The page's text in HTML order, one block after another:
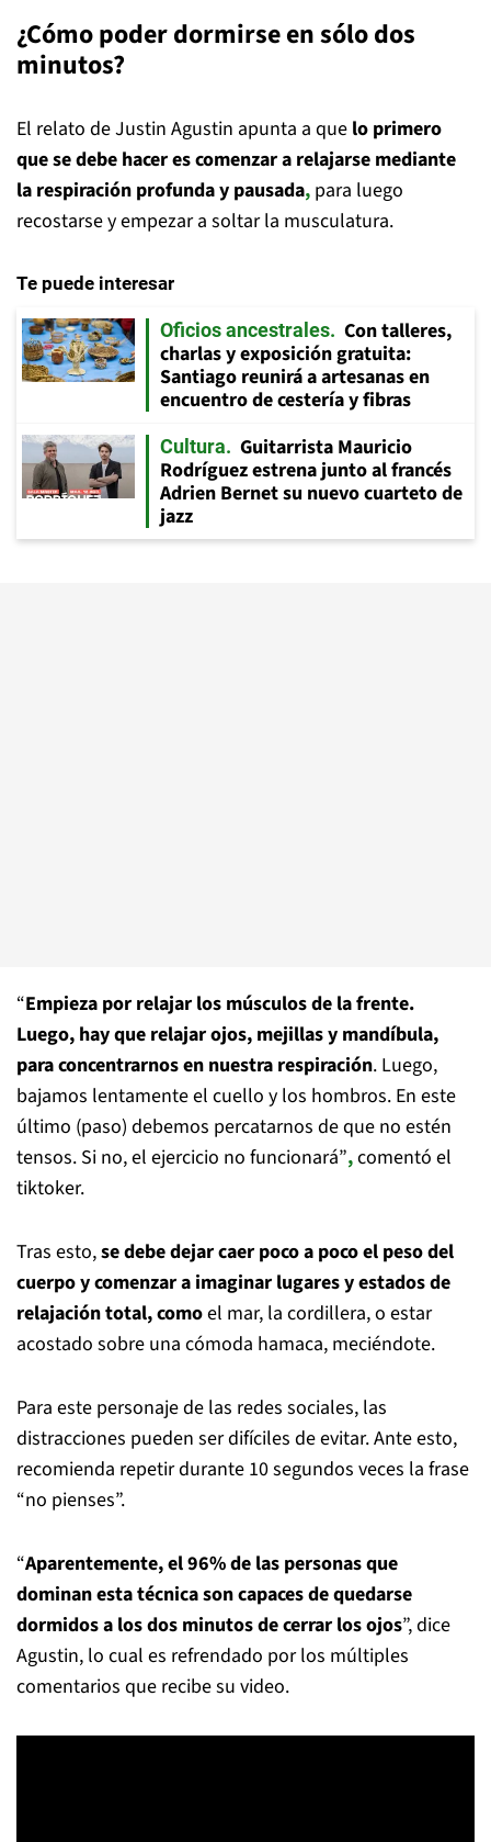
¿Cómo poder dormirse en sólo dos
minutos?
El relato de Justin Agustin apunta a que lo primero
que se debe hacer es comenzar a relajarse mediante
la respiración profunda y pausada, para luego
recostarse y empezar a soltar la musculatura.
Te puede interesar
Oficios ancestrales
Con talleres,
charlas y exposición gratuita:
Santiago reunirá a artesanas en
encuentro de cestería y fibras
Cultura
Guitarrista Mauricio
Rodríguez estrena junto al francés
Adrien Bernet su nuevo cuarteto de
jazz
“Empieza por relajar los músculos de la frente.
Luego, hay que relajar ojos, mejillas y mandíbula,
para concentrarnos en nuestra respiración. Luego,
bajamos lentamente el cuello y los hombros. En este
último (paso) debemos percatarnos de que no estén
tensos. Si no, el ejercicio no funcionará”,comentó el
tiktoker.
Tras esto,se debe dejar caer poco a poco el peso del
cuerpo y comenzar a imaginar lugares y estados de
relajación total, comoel mar, la cordillera, o estar
acostado sobre una cómoda hamaca, meciéndote.
Para este personaje de las redes sociales, las
distracciones pueden ser difíciles de evitar. Ante esto,
recomienda repetir durante 10 segundos veces la frase
“no pienses”.
“Aparentemente, el 96% de las personas que
dominan esta técnica son capaces de quedarse
dormidos a los dos minutos de cerrar los ojos”, dice
Agustin, lo cual es refrendado por los múltiples
comentarios que recibe su video.